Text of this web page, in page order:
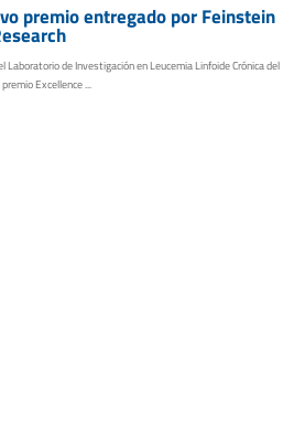
premio entregado por Feinstein
Laboratorio de Investigación en Leucemia Linfoide Crónica del
Excellence ...